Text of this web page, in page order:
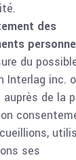
des
du
Interlag inc.
de la
ses